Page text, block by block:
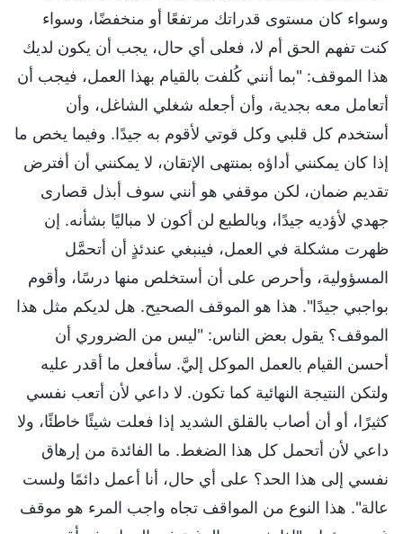
وسواء كان مستوى قدراتك مرتفعًا أو منخفضًا، وسواء
كنت تفهم الحق أم لا، فعلى أي حال، يجب أن يكون لديك
هذا الموقف: "بما أنني كُلفت بالقيام بهذا العمل، فيجب أن
أتعامل معه بجدية، وأن أجعله شغلي الشاغل، وأن
أستخدم كل قلبي وكل قوتي لأقوم به جيدًا. وفيما يخص ما
إذا كان يمكنني أداؤه بمنتهى الإتقان، لا يمكنني أن أفترض
تقديم ضمان، لكن موقفي هو أنني سوف أبذل قصارى
جهدي لأؤديه جيدًا، وبالطبع لن أكون لا مباليًا بشأنه. إن
ظهرت مشكلة في العمل، فينبغي عندئذٍ أن أتحمَّل
المسؤولية، وأحرص على أن أستخلص منها درسًا، وأقوم
بواجبي جيدًا". هذا هو الموقف الصحيح. هل لديكم مثل هذا
الموقف؟ يقول بعض الناس: "ليس من الضروري أن
أحسن القيام بالعمل الموكل إليَّ. سأفعل ما أقدر عليه
ولتكن النتيجة النهائية كما تكون. لا داعي لأن أتعب نفسي
كثيرًا، أو أن أصاب بالقلق الشديد إذا فعلت شيئًا خاطئًا، ولا
داعي لأن أتحمل كل هذا الضغط. ما الفائدة من إرهاق
نفسي إلى هذا الحد؟ على أي حال، أنا أعمل دائمًا ولست
عالة". هذا النوع من المواقف تجاه واجب المرء هو موقف